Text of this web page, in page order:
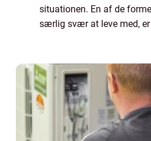
situationen. En af de
særlig svær at leve med, er